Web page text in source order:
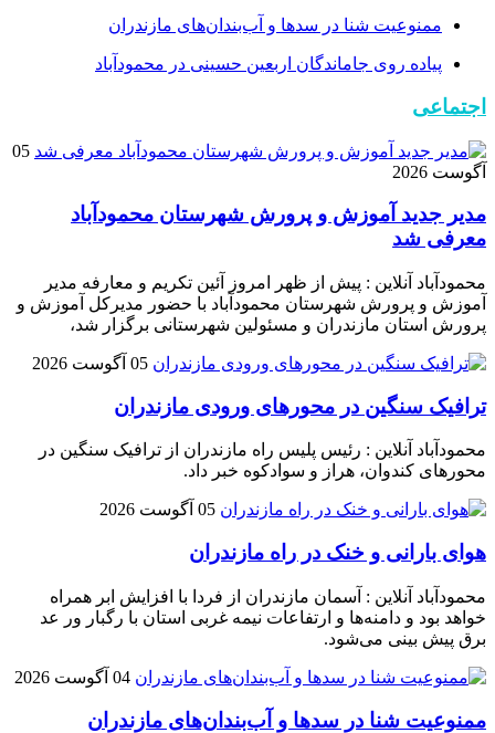
ممنوعیت شنا در سدها و آب‌بندان‌‌های مازندران
پیاده روی جاماندگان اربعین حسینی در محمودآباد
اجتماعی
05
آگوست 2026
مدیر جدید آموزش و پرورش شهرستان محمودآباد
معرفی شد
محمودآباد آنلاین : پیش از ظهر امروز آئین تکریم و معارفه مدیر
آموزش و پرورش شهرستان محمودآباد با حضور مدیرکل آموزش و
پرورش استان مازندران و مسئولین شهرستانی برگزار شد،
05 آگوست 2026
ترافیک سنگین در محور‌های ورودی مازندران
محمودآباد آنلاین : رئیس پلیس راه مازندران از ترافیک سنگین در
محور‌های کندوان، هراز و سوادکوه خبر داد.
05 آگوست 2026
هوای بارانی و خنک در راه مازندران
محمودآباد آنلاین : آسمان مازندران از فردا با افزایش ابر همراه
خواهد بود و دامنه‌ها و ارتفاعات نیمه غربی استان با رگبار ور عد
برق پیش بینی می‌شود.
04 آگوست 2026
ممنوعیت شنا در سدها و آب‌بندان‌‌های مازندران